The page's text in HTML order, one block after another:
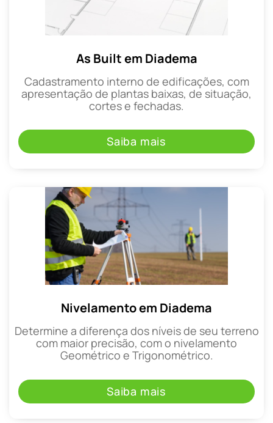
As Built em Diadema
Cadastramento interno de edificações, com
apresentação de plantas baixas, de situação,
cortes e fechadas.
Saiba mais
Nivelamento em Diadema
Determine a diferença dos níveis de seu terreno
com maior precisão, com o nivelamento
Geométrico e Trigonométrico.
Saiba mais